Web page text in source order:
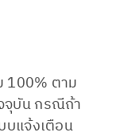
100% ตาม
จุบัน กรณีถ้า
บแจ้งเตือน